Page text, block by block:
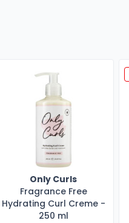
Only Curls
Fragrance Free
Hydrating Curl Creme -
250 ml